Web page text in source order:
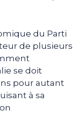
du Parti
de plusieurs
se doit
pour autant
à sa